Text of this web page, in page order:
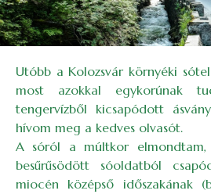
Utóbb a Kolozsvár környéki
most azokkal egykorúnak
tengervízből kicsapódott
hívom meg a kedves olvasót.
A sóról a múltkor
besűrűsödött sóoldatból
miocén középső időszakának